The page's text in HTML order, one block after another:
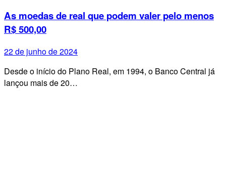
As moedas de real que podem valer pelo menos
R$ 500,00
22 de junho de 2024
Desde o início do Plano Real, em 1994, o Banco Central já
lançou mais de 20…